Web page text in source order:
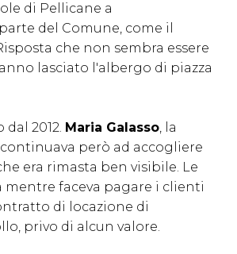
di Pellicane a
del Comune, come il
che non sembra essere
lasciato l'albergo di piazza
2012. Maria Galasso, la
però ad accogliere
era rimasta ben visibile. Le
faceva pagare i clienti
di locazione di
privo di alcun valore.